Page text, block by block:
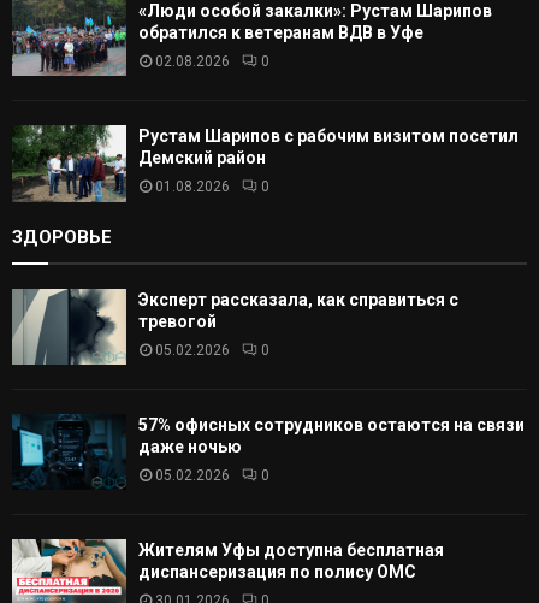
«Люди особой закалки»: Рустам Шарипов
обратился к ветеранам ВДВ в Уфе
02.08.2026 0
Рустам Шарипов с рабочим визитом посетил
Демский район
01.08.2026 0
ЗДОРОВЬЕ
Эксперт рассказала, как справиться с
тревогой
05.02.2026 0
57% офисных сотрудников остаются на связи
даже ночью
05.02.2026 0
Жителям Уфы доступна бесплатная
диспансеризация по полису ОМС